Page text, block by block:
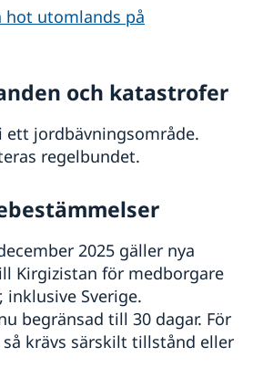
hot utomlands på
och katastrofer
ett jordbävningsområde.
regelbundet.
2025 gäller nya
Kirgizistan för medborgare
inklusive Sverige.
begränsad till 30 dagar. För
krävs särskilt tillstånd eller